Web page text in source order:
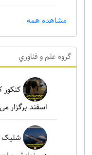
مشاهده همه
گروه علم و فناوري
اسفند برگزار
شلیک